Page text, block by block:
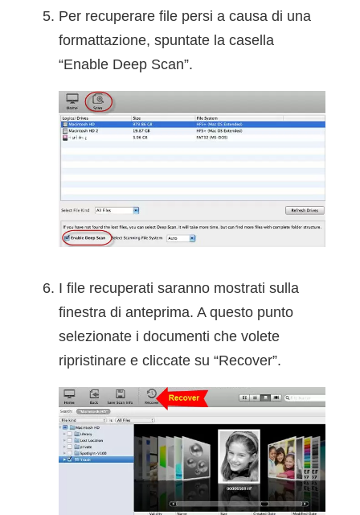
Per recuperare file persi a causa di una
formattazione, spuntate la casella
“Enable Deep Scan”.
I file recuperati saranno mostrati sulla
finestra di anteprima. A questo punto
selezionate i documenti che volete
ripristinare e cliccate su “Recover”.